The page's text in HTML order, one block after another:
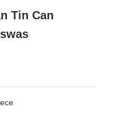
Tin Can